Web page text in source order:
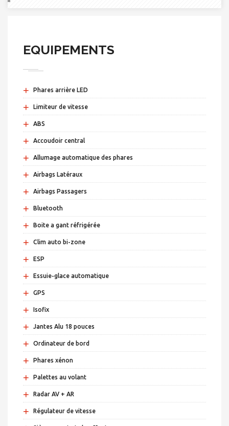
EQUIPEMENTS
+ Phares arrière LED
+ Limiteur de vitesse
+ ABS
+ Accoudoir central
+ Allumage automatique des phares
+ Airbags Latéraux
+ Airbags Passagers
+ Bluetooth
+ Boite a gant réfrigérée
+ Clim auto bi-zone
+ ESP
+ Essuie-glace automatique
+ GPS
+ Isofix
+ Jantes Alu 18 pouces
+ Ordinateur de bord
+ Phares xénon
+ Palettes au volant
+ Radar AV + AR
+ Régulateur de vitesse